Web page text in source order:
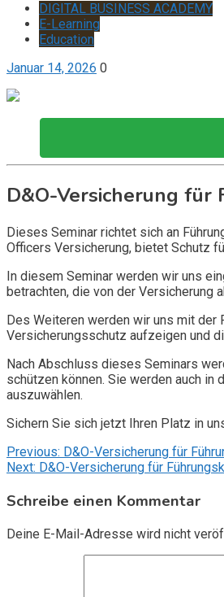
DIGITAL BUSINESS ACADEMY
E-Learning
Education
Januar 14, 2026 0
D&O-Versicherung für
Dieses Seminar richtet sich an
Officers Versicherung, bietet Schutz
In diesem Seminar werden wir uns
betrachten, die von der Versicherung
Des Weiteren werden wir uns mit der
Versicherungsschutz aufzeigen und
Nach Abschluss dieses Seminars
schützen können. Sie werden auch
auszuwählen.
Sichern Sie sich jetzt Ihren Platz in
Beitragsnavigation
Previous: D&O-Versicherung für
Next: D&O-Versicherung für
Schreibe einen Kommentar
Deine E-Mail-Adresse wird nicht